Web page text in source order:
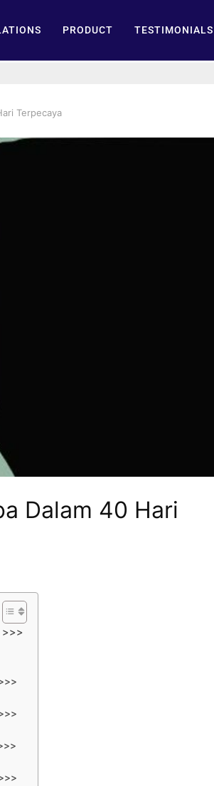
PRODUCT TESTIMONIALS
Terpecaya
Dalam 40 Hari
>>>